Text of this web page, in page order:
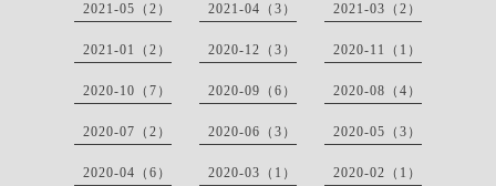
2021-05（2） 2021-04（3） 2021-03（2）
2021-01（2） 2020-12（3） 2020-11（1）
2020-10（7） 2020-09（6） 2020-08（4）
2020-07（2） 2020-06（3） 2020-05（3）
2020-04（6） 2020-03（1） 2020-02（1）